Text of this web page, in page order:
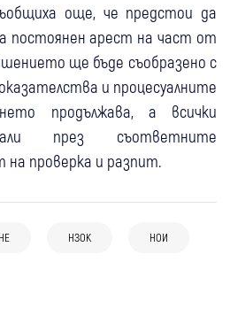
още, че предстои да
постоянен арест на част от
ще бъде съобразено с
и процесуалните
продължава, а всички
през съответните
на проверка и разпит.
НЗОК НОИ
приложението
лятната си
вестник“: